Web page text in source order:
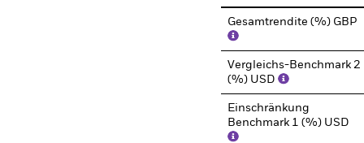
Gesamtrendite (%) GBP
Vergleichs-Benchmark 2
(%) USD
Einschränkung
Benchmark 1 (%) USD